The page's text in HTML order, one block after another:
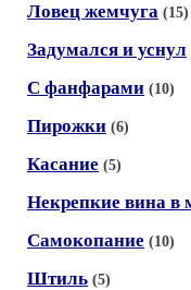
Ловец жемчуга (15)
Задумался и уснул
С фанфарами (10)
Пирожки (6)
Касание (5)
Некрепкие вина в
Самокопание (10)
Штиль (5)